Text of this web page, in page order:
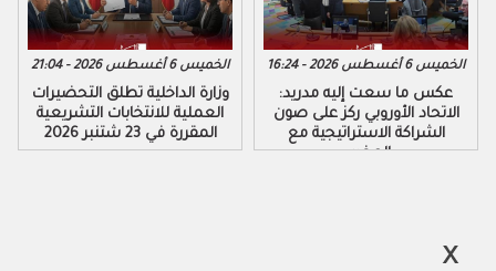
الخميس 6 أغسطس 2026 - 21:04
وزارة الداخلية تطلق التحضيرات
العملية للانتخابات التشريعية
المقررة في 23 شتنبر 2026
الخميس 6 أغسطس 2026 - 16:24
عكس ما سعت إليه مدريد:
الاتحاد الأوروبي ركز على صون
الشراكة الاستراتيجية مع
المغرب